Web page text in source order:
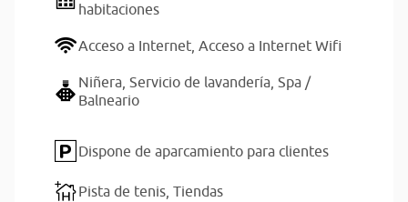
habitaciones
Acceso a Internet, Acceso a Internet Wifi
Niñera, Servicio de lavandería, Spa /
Balneario
Dispone de aparcamiento para clientes
Pista de tenis, Tiendas